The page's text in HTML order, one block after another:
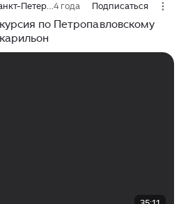
GREEBANAL- История Санкт-Петербурга4 года Подписаться
по Петропавловскому